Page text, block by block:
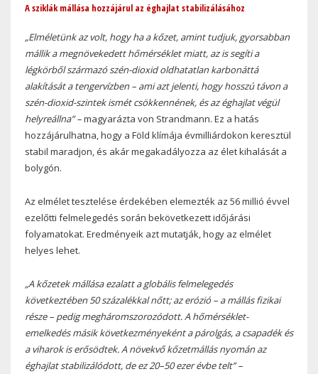
A sziklák mállása hozzájárul az éghajlat stabilizálásához
„Elméletünk az volt, hogy ha a kőzet, amint tudjuk, gyorsabban
mállik a megnövekedett hőmérséklet miatt, az is segíti a
légkörből származó szén-dioxid oldhatatlan karbonáttá
alakítását a tengervízben – ami azt jelenti, hogy hosszú távon a
szén-dioxid-szintek ismét csökkennének, és az éghajlat végül
helyreállna” –magyarázta von Strandmann. Ez a hatás
hozzájárulhatna, hogy a Föld klímája évmilliárdokon keresztül
stabil maradjon, és akár megakadályozza az élet kihalását a
bolygón.
Az elmélet tesztelése érdekében elemezték az 56 millió évvel
ezelőtti felmelegedés során bekövetkezett időjárási
folyamatokat. Eredményeik azt mutatják, hogy az elmélet
helyes lehet.
„A kőzetek mállása ezalatt a globális felmelegedés
következtében 50 százalékkal nőtt; az erózió – a mállás fizikai
része – pedig megháromszorozódott. A hőmérséklet-
emelkedés másik következményeként a párolgás, a csapadék és
a viharok is erősödtek. A növekvő kőzetmállás nyomán az
éghajlat stabilizálódott, de ez 20–50 ezer évbe telt” –